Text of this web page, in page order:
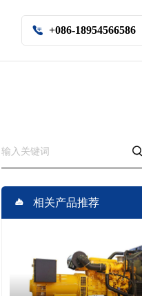
 +086-18954566586

 相关产品推荐